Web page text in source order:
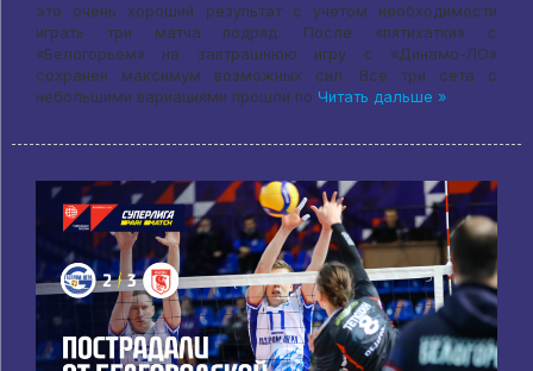
это очень хороший результат с учетом необходимости
играть три матча подряд. После «пятихатки» с
«Белогорьем» на завтрашнюю игру с «Динамо-ЛО»
сохранен максимум возможных сил. Все три сета с
небольшими вариациями прошли по Читать дальше »